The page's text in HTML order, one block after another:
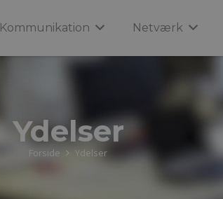
Kommunikation Netværk
Ydelser
Forside Ydelser